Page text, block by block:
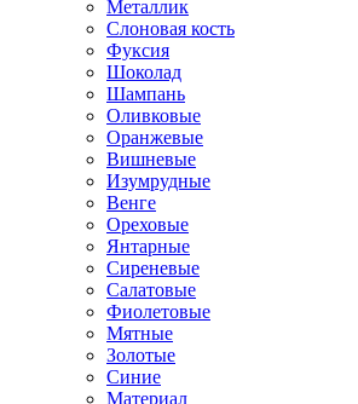
Металлик
Слоновая кость
Фуксия
Шоколад
Шампань
Оливковые
Оранжевые
Вишневые
Изумрудные
Венге
Ореховые
Янтарные
Сиреневые
Салатовые
Фиолетовые
Мятные
Золотые
Синие
Материал